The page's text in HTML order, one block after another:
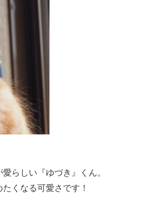
らしい『ゆづき』くん。
くなる可愛さです！